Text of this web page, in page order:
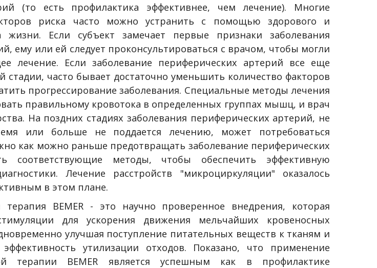
(то есть профилактика эффективнее, чем лечение). Многие
риска часто можно устранить с помощью здорового и
жизни. Если субъект замечает первые признаки заболевания
ему или ей следует проконсультироваться с врачом, чтобы могли
лечение. Если заболевание периферических артерий все еще
стадии, часто бывает достаточно уменьшить количество факторов
прогрессирование заболевания. Специальные методы лечения
правильному кровотока в определенных группах мышц, и врач
На поздних стадиях заболевания периферических артерий, не
или больше не поддается лечению, может потребоваться
как можно раньше предотвращать заболевание периферических
соответствующие методы, чтобы обеспечить эффективную
Лечение расстройств "микроциркуляции" оказалось
в этом плане.
терапия BEMER - это научно проверенное внедрения, которая
для ускорения движения мельчайших кровеносных
улучшая поступление питательных веществ к тканям и
утилизации отходов. Показано, что применение
терапии BEMER является успешным как в профилактике